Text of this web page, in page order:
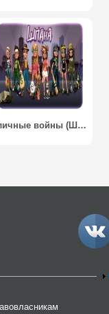
Уличные войны (Шпана)